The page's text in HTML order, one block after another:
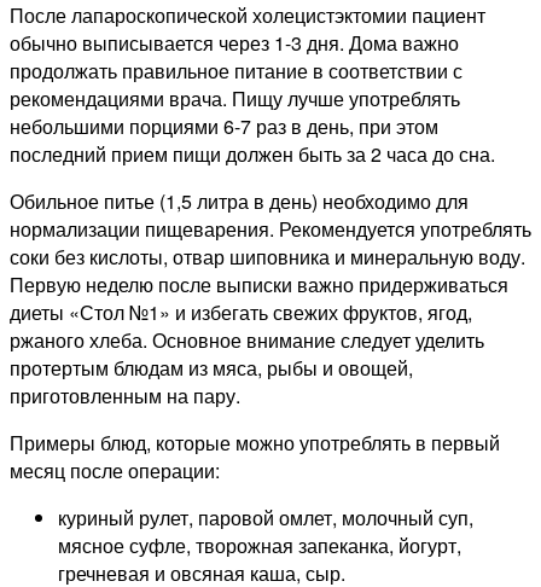
После лапароскопической холецистэктомии пациент
обычно выписывается через 1-3 дня. Дома важно
продолжать правильное питание в соответствии с
рекомендациями врача. Пищу лучше употреблять
небольшими порциями 6-7 раз в день, при этом
последний прием пищи должен быть за 2 часа до сна.
Обильное питье (1,5 литра в день) необходимо для
нормализации пищеварения. Рекомендуется употреблять
соки без кислоты, отвар шиповника и минеральную воду.
Первую неделю после выписки важно придерживаться
диеты «Стол №1» и избегать свежих фруктов, ягод,
ржаного хлеба. Основное внимание следует уделить
протертым блюдам из мяса, рыбы и овощей,
приготовленным на пару.
Примеры блюд, которые можно употреблять в первый
месяц после операции:
куриный рулет, паровой омлет, молочный суп,
мясное суфле, творожная запеканка, йогурт,
гречневая и овсяная каша, сыр.